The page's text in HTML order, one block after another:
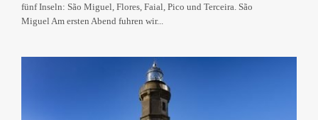
fünf Inseln: São Miguel, Flores, Faial, Pico und Terceira. São
Miguel Am ersten Abend fuhren wir...